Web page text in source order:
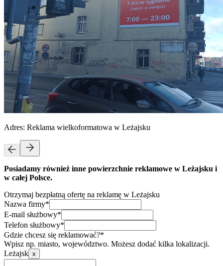
Adres: Reklama wielkoformatowa w Leżajsku
Posiadamy również inne powierzchnie reklamowe w Leżajsku i
w całej Polsce.
Otrzymaj bezpłatną ofertę na reklamę w Leżajsku
Nazwa firmy*
E-mail służbowy*
Telefon służbowy*
Gdzie chcesz się reklamować?*
Wpisz np. miasto, województwo. Możesz dodać kilka lokalizacji.
Leżajsk x